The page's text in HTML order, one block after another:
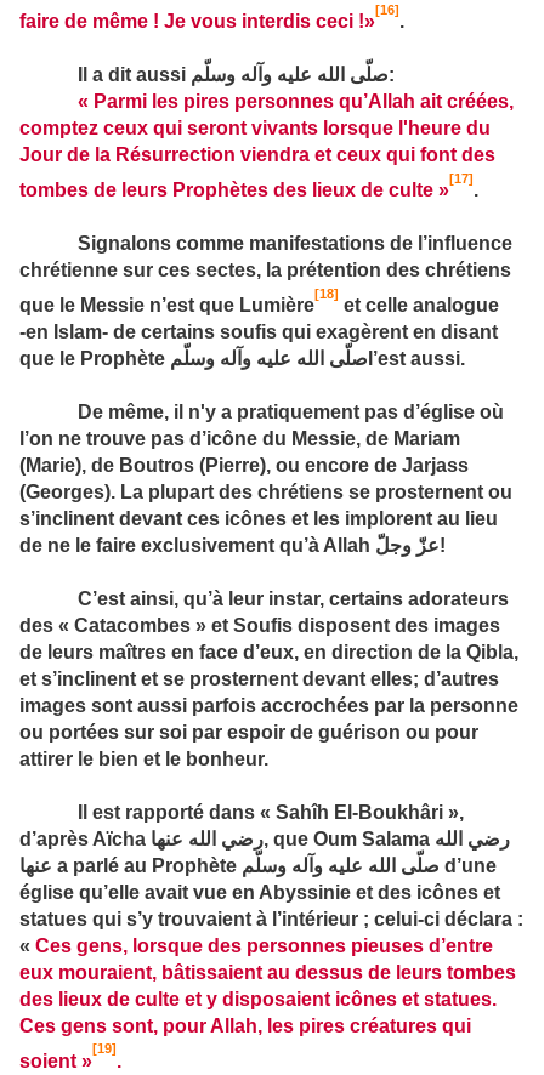
faire de même ! Je vous interdis ceci !»
[16]
.
Il a dit aussi صلّى الله عليه وآله وسلّم:
« Parmi les pires personnes qu’Allah ait créées,
comptez ceux qui seront vivants lorsque l'heure du
Jour de la Résurrection viendra et ceux qui font des
tombes de leurs Prophètes des lieux de culte »
[17]
.
Signalons comme manifestations de l’influence
chrétienne sur ces sectes, la prétention des chrétiens
que le Messie n’est que Lumière
[18]
et celle analogue
‑en Islam‑ de certains soufis qui exagèrent en disant
que le Prophète صلّى الله عليه وآله وسلّم l’est aussi.
De même, il n'y a pratiquement pas d’église où
l’on ne trouve pas d’icône du Messie, de Mariam
(Marie), de Boutros (Pierre), ou encore de Jarjass
(Georges). La plupart des chrét­iens se prosternent ou
s’inclinent devant ces icônes et les implorent au lieu
de ne le faire exclusivement qu’à Allah عزّ وجلّ!
C’est ainsi, qu’à leur instar, certains adorateurs
des « Catacombes » et Soufis disposent des images
de leurs maîtres en face d’eux, en direction de la Qibla,
et s’inclinent et se prosternent devant elles; d’autres
images sont aussi parfois accrochées par la personne
ou portées sur soi par espoir de guérison ou pour
attirer le bien et le bonheur.
Il est rapporté dans « Sahîh El-Boukhâri »,
d’après Aïcha رضي الله عنها, que Oum Salama رضي الله
عنها a parlé au Prophète صلّى الله عليه وآله وسلّم d’une
église qu’elle avait vue en Abyssinie et des icônes et
statues qui s’y trouvaient à l’intérieur ; celui-ci déclara :
« Ces gens, lorsque des personnes pieuses d’entre
eux mourai­ent, bâti­ssaient au dessus de leurs tombes
des lieux de culte et y disposaient icônes et statues.
Ces gens sont, pour Allah, les pires créatures qui
soient »
[19]
.